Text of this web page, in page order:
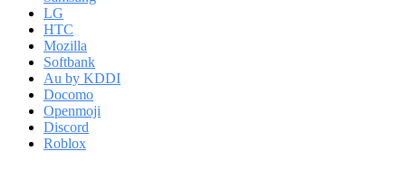
LG
HTC
Mozilla
Softbank
Au by KDDI
Docomo
Openmoji
Discord
Roblox